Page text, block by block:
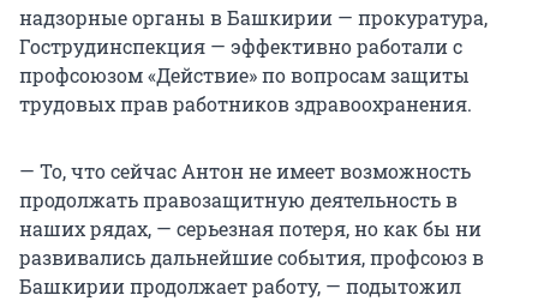
надзорные органы в Башкирии — прокуратура,
Гострудинспекция — эффективно работали с
профсоюзом «Действие» по вопросам защиты
трудовых прав работников здравоохранения.
— То, что сейчас Антон не имеет возможность
продолжать правозащитную деятельность в
наших рядах, — серьезная потеря, но как бы ни
развивались дальнейшие события, профсоюз в
Башкирии продолжает работу, — подытожил